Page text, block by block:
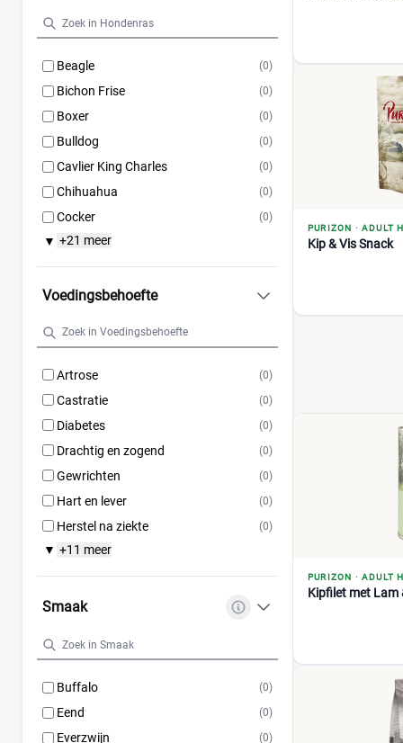
Beagle (0)
Bichon Frise (0)
Boxer (0)
Bulldog (0)
Cavlier King Charles (0)
Chihuahua (0)
Cocker (0)
▼ +21 meer
Voedingsbehoefte
Artrose (0)
Castratie (0)
Diabetes (0)
Drachtig en zogend (0)
Gewrichten (0)
Hart en lever (0)
Herstel na ziekte (0)
▼ +11 meer
Smaak
Buffalo (0)
Eend (0)
Everzwijn (0)
PURIZON ·ADULT
Kip & Vis Snack
PURIZON ·ADULT
Kipfilet met Lam